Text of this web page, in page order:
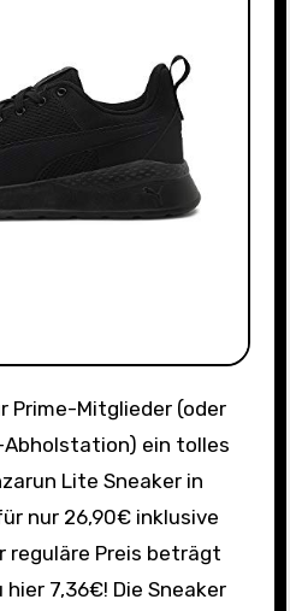
ein tolles
Lite Sneaker in
nur 26,90€ inklusive
reguläre Preis beträgt
7,36€! Die Sneaker